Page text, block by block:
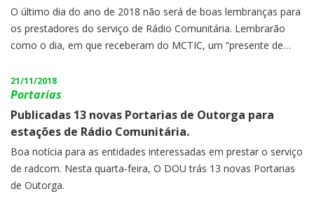
serviço de radcom. 131 outorgas extintas.
O último dia do ano de 2018 não será de boas lembranças para
os prestadores do serviço de Rádio Comunitária. Lembrarão
como o dia, em que receberam do MCTIC, um “presente de
21/11/2018
Portarias
Publicadas 13 novas Portarias de Outorga para
estações de Rádio Comunitária.
Boa notícia para as entidades interessadas em prestar o serviço
de radcom. Nesta quarta-feira, O DOU trás 13 novas Portarias
de Outorga.